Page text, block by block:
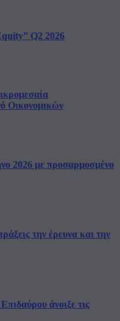
Q2 2026
Οικονομικών
2026 με προσαρμοσμένο
την έρευνα και την
άνοιξε τις